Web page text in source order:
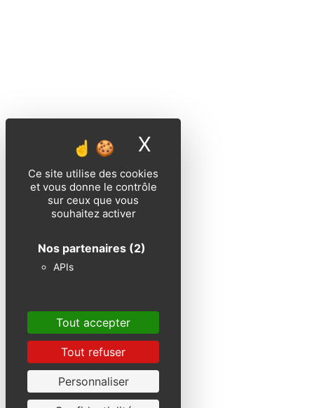
Ce site utilise des cookies
et vous donne le contrôle
sur ceux que vous
souhaitez activer
Nos partenaires (2)
APIs
Tout accepter
Tout refuser
Personnaliser
X